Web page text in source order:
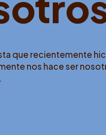
que recientemente
nos hace ser